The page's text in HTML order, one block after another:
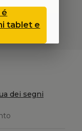
dei segni
tablet e